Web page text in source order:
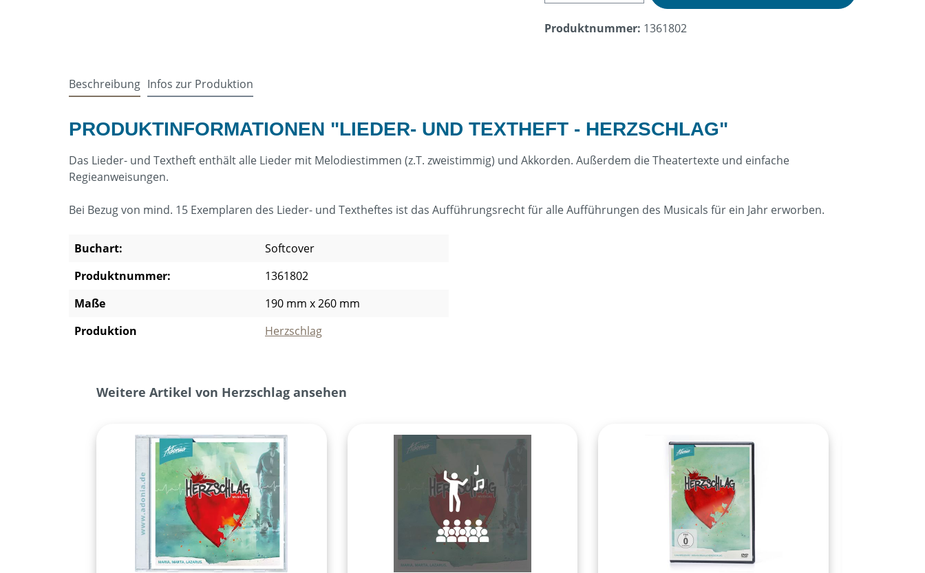
Produktnummer: 1361802
Beschreibung Infos zur Produktion
PRODUKTINFORMATIONEN "LIEDER- UND TEXTHEFT - HERZSCHLAG"
Das Lieder- und Textheft enthält alle Lieder mit Melodiestimmen (z.T. zweistimmig) und Akkorden. Außerdem die Theatertexte und einfache
Regieanweisungen.
Bei Bezug von mind. 15 Exemplaren des Lieder- und Textheftes ist das Aufführungsrecht für alle Aufführungen des Musicals für ein Jahr erworben.
Buchart:
Softcover
Produktnummer:
1361802
Maße
190 mm x 260 mm
Produktion
Herzschlag
Produktgalerie überspringen
Weitere Artikel von Herzschlag ansehen